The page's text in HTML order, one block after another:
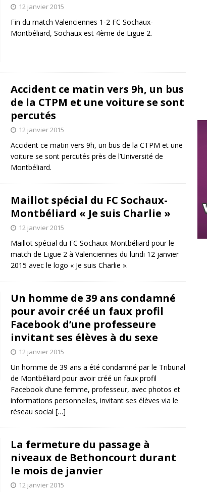
12 janvier 2015
Fin du match Valenciennes 1-2 FC Sochaux-
Montbéliard, Sochaux est 4ème de Ligue 2.
Accident ce matin vers 9h, un bus
de la CTPM et une voiture se sont
percutés
12 janvier 2015
Accident ce matin vers 9h, un bus de la CTPM et une
voiture se sont percutés près de l’Université de
Montbéliard.
Maillot spécial du FC Sochaux-
Montbéliard « Je suis Charlie »
12 janvier 2015
Maillot spécial du FC Sochaux-Montbéliard pour le
match de Ligue 2 à Valenciennes du lundi 12 janvier
2015 avec le logo « Je suis Charlie ».
Un homme de 39 ans condamné
pour avoir créé un faux profil
Facebook d’une professeure
invitant ses élèves à du sexe
12 janvier 2015
Un homme de 39 ans a été condamné par le Tribunal
de Montbéliard pour avoir créé un faux profil
Facebook d’une femme, professeur, avec photos et
informations personnelles, invitant ses élèves via le
réseau social […]
La fermeture du passage à
niveaux de Bethoncourt durant
le mois de janvier
12 janvier 2015